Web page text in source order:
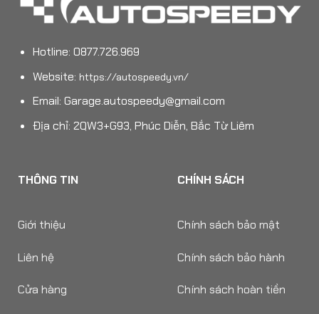
Hotline: 0877.726.969
Website: https://autospeedy.vn/
Email: Garage.autospeedy@gmail.com
Địa chỉ: 2QW3+G93, Phúc Diễn, Bắc Từ Liêm
THÔNG TIN
Giới thiệu
Liên hệ
Cửa hàng
CHÍNH SÁCH
Chính sách bảo mật
Chính sách bảo hành
Chính sách hoàn tiền